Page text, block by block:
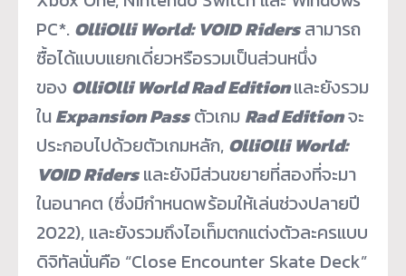
PC*. OlliOlli World: VOID Ridersสามารถ
ซื้อได้แบบแยกเดี่ยวหรือรวมเป็นส่วนหนึ่ง
ของ OlliOlli World Rad Editionและยังรวม
ในExpansion Passตัวเกม Rad Editionจะ
ประกอบไปด้วยตัวเกมหลัก, OlliOlli World:
VOID Ridersและยังมีส่วนขยายที่สองที่จะมา
ในอนาคต (ซึ่งมีกำหนดพร้อมให้เล่นช่วงปลายปี
2022), และยังรวมถึงไอเท็มตกแต่งตัวละครแบบ
ดิจิทัลนั่นคือ “Close Encounter Skate Deck”